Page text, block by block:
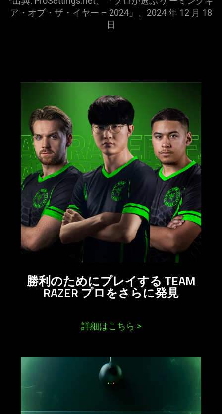
stop
ア・オブ・ザ・イヤー – 2024」、2024 年 12 月 18
日
勝利のためにプレイする TEAM
RAZER プロをさらに発見
詳細はこちら >